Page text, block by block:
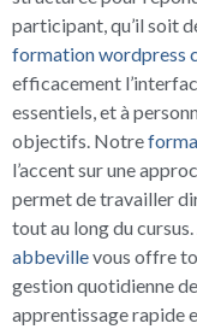
participant, qu’il soit
formation wordpress
efficacement
essentiels, et à
objectifs. Notre
l’accent sur une
permet de travailler
tout au long du
abbevillevous offre
gestion quotidienne
apprentissage rapide